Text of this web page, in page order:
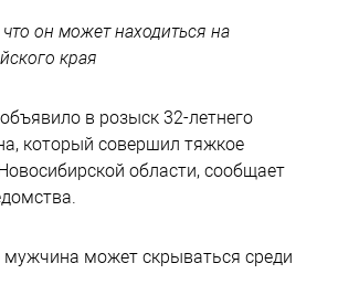
он может находиться на
края
в розыск 32-летнего
который совершил тяжкое
области, сообщает
мужчина может скрываться среди